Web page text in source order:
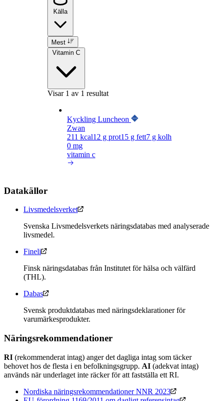
Källa
Mest
Vitamin C
Visar 1 av 1 resultat
Kyckling Luncheon
Zwan
211 kcal12 g prot15 g fett7 g kolh
0 mg
vitamin c
Datakällor
Livsmedelsverket
Svenska Livsmedelsverkets näringsdatabas med analyserade
livsmedel.
Fineli
Finsk näringsdatabas från Institutet för hälsa och välfärd
(THL).
Dabas
Svensk produktdatabas med näringsdeklarationer för
varumärkesprodukter.
Näringsrekommendationer
RI (rekommenderat intag) anger det dagliga intag som täcker
behovet hos de flesta i en befolkningsgrupp. AI (adekvat intag)
används när underlaget inte räcker för att fastställa ett RI.
Nordiska näringsrekommendationer NNR 2023